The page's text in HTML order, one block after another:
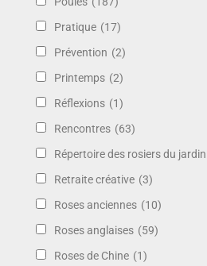
Pratique (17)
Prévention (2)
Printemps (2)
Réflexions (1)
Rencontres (63)
Répertoire des rosiers du jardin
Retraite créative (3)
Roses anciennes (10)
Roses anglaises (59)
Roses de Chine (1)